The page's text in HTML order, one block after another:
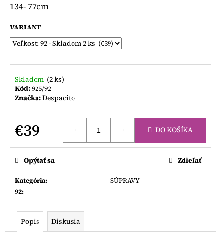
134- 77cm
VARIANT
Skladom (2 ks)
Kód:925/92
Značka:Despacito
€39
cena:
DO KOŠÍKA
Kategória:
SÚPRAVY
92:
Opýtať sa Zdieľať
Popis Diskusia
GREY
ŠATY
S
KRÁTKYM
Pôvodne:
€22